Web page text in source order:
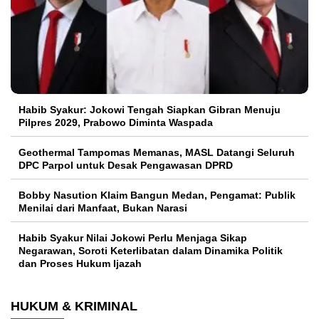
Habib Syakur: Jokowi Tengah Siapkan Gibran Menuju
Pilpres 2029, Prabowo Diminta Waspada
Geothermal Tampomas Memanas, MASL Datangi Seluruh
DPC Parpol untuk Desak Pengawasan DPRD
Bobby Nasution Klaim Bangun Medan, Pengamat: Publik
Menilai dari Manfaat, Bukan Narasi
Habib Syakur Nilai Jokowi Perlu Menjaga Sikap
Negarawan, Soroti Keterlibatan dalam Dinamika Politik
dan Proses Hukum Ijazah
HUKUM & KRIMINAL